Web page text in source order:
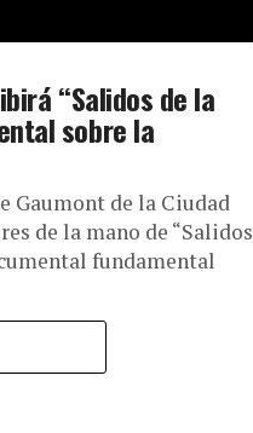
“Salidos de la
sobre la
Gaumont de la Ciudad
de la mano de “Salidos
fundamental